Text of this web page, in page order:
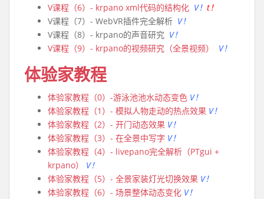
V课程（6）- krpano xml代码的结构化 V！ t！
V课程（7）- WebVR插件完全解析 V！
V课程（8）- krpano的声音研究 V！
V课程（9）- krpano的视频研究（全景视频）
V！
体验家教程
体验家教程（0）-游泳池池水动态变色 V！
体验家教程（1）- 模拟人物走动的热点效果 V！
体验家教程（2）- 开门动态效果 V！
体验家教程（3）- 在全景中写字 V！
体验家教程（4）- livepano完全解析（PTgui +
krpano）
V！
体验家教程（5）- 全景家装灯光切换效果 V！
体验家教程（6）- 场景整体动态变化 V！